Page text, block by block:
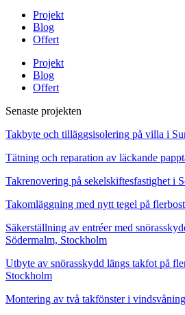
Projekt
Blog
Offert
Projekt
Blog
Offert
Senaste projekten
Takbyte och tilläggsisolering på villa i
Tätning och reparation av läckande
Takrenovering på sekelskiftesfastighet i
Takomläggning med nytt tegel på
Säkerställning av entréer med
Södermalm, Stockholm
Utbyte av snörasskydd längs takfot på
Stockholm
Montering av två takfönster i